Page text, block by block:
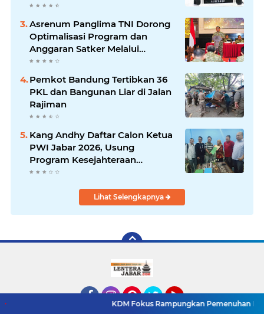
Asrenum Panglima TNI Dorong
Optimalisasi Program dan
Anggaran Satker Melalui
Evaluasi Kinerja
Pemkot Bandung Tertibkan 36
PKL dan Bangunan Liar di Jalan
Rajiman
Kang Andhy Daftar Calon Ketua
PWI Jabar 2026, Usung
Program Kesejahteraan
Wartawan hingga Peluang Kerja
Lihat Selengkapnya
TwitterYouTube
KDM Fokus Rampungkan Pemenuhan Layanan Dasar